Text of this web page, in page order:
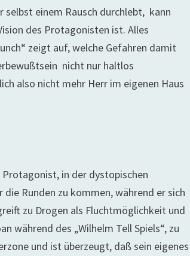
selbst einem Rausch durchlebt, kann
des Protagonisten ist. Alles
zeigt auf, welche Gefahren damit
nicht nur haltlos
also nicht mehr Herr im eigenen Haus
in der dystopischen
die Runden zu kommen, während er sich
zu Drogen als Fluchtmöglichkeit und
während des „Wilhelm Tell Spiels“, zu
und ist überzeugt, daß sein eigenes